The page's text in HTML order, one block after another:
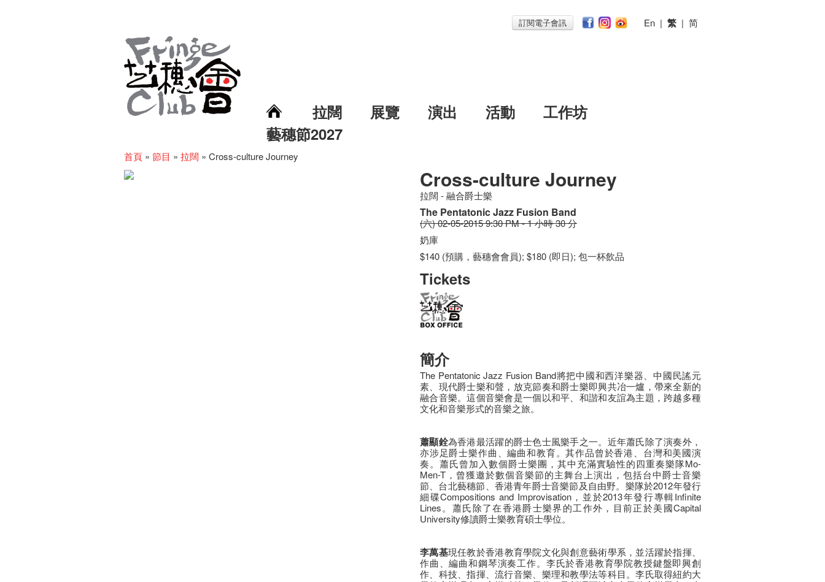
訂閱電子會訊 En | 繁 | 简
拉闊 展覽 演出 活動
工作坊
藝穗節2027
首頁 » 節目 » 拉闊 » Cross-culture Journey
Cross-culture Journey
拉闊 - 融合爵士樂
The Pentatonic Jazz Fusion Band
(六) 02-05-2015 9:30 PM - 1 小時 30 分
奶庫
$140 (預購，藝穗會會員); $180 (即日); 包一杯飲品
Tickets
簡介
The Pentatonic Jazz Fusion Band將把中國和西洋樂器、中國民謠元
素、現代爵士樂和聲，放克節奏和爵士樂即興共冶一爐，帶來全新的
融合音樂。這個音樂會是一個以和平、和諧和友誼為主題，跨越多種
文化和音樂形式的音樂之旅。
蕭顯銓為香港最活躍的爵士色士風樂手之一。近年蕭氏除了演奏外，
亦涉足爵士樂作曲、編曲和教育。其作品曾於香港、台灣和美國演
奏。蕭氏曾加入數個爵士樂團，其中充滿實驗性的四重奏樂隊Mo-
Men-T，曾獲邀於數個音樂節的主舞台上演出，包括台中爵士音樂
節、台北藝穗節、香港青年爵士音樂節及自由野。樂隊於2012年發行
細碟Compositions and Improvisation，並於2013年發行專輯Infinite
Lines。蕭氏除了在香港爵士樂界的工作外，目前正於美國Capital
University修讀爵士樂教育碩士學位。
李萬基現任教於香港教育學院文化與創意藝術學系，並活躍於指揮、
作曲、編曲和鋼琴演奏工作。李氏於香港教育學院教授鍵盤即興創
作、科技、指揮、流行音樂、樂理和教學法等科目。李氏取得紐約大